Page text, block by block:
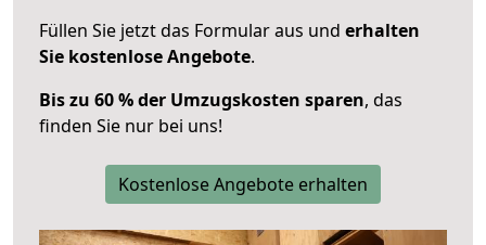
Füllen Sie jetzt das Formular aus und erhalten
Sie kostenlose Angebote.
Bis zu 60 % der Umzugskosten sparen, das
finden Sie nur bei uns!
Kostenlose Angebote erhalten